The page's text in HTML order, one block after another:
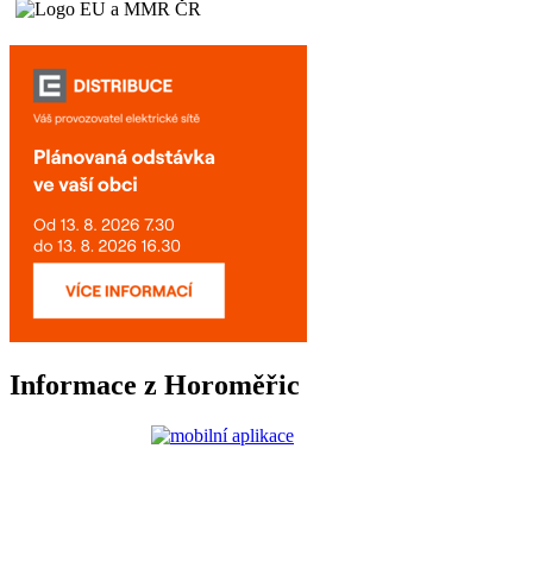
Informace z Horoměřic